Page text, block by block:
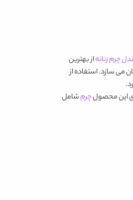
چرم زنانهاز بهترین
می سازد. استفاده از
چرمشامل